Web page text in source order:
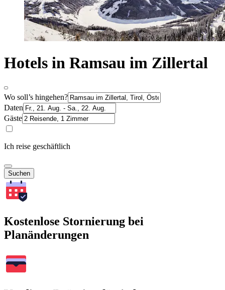
Hotels in Ramsau im Zillertal
Wo soll’s hingehen?
Daten
Gäste
Ich reise geschäftlich
Suchen
Kostenlose Stornierung bei
Planänderungen